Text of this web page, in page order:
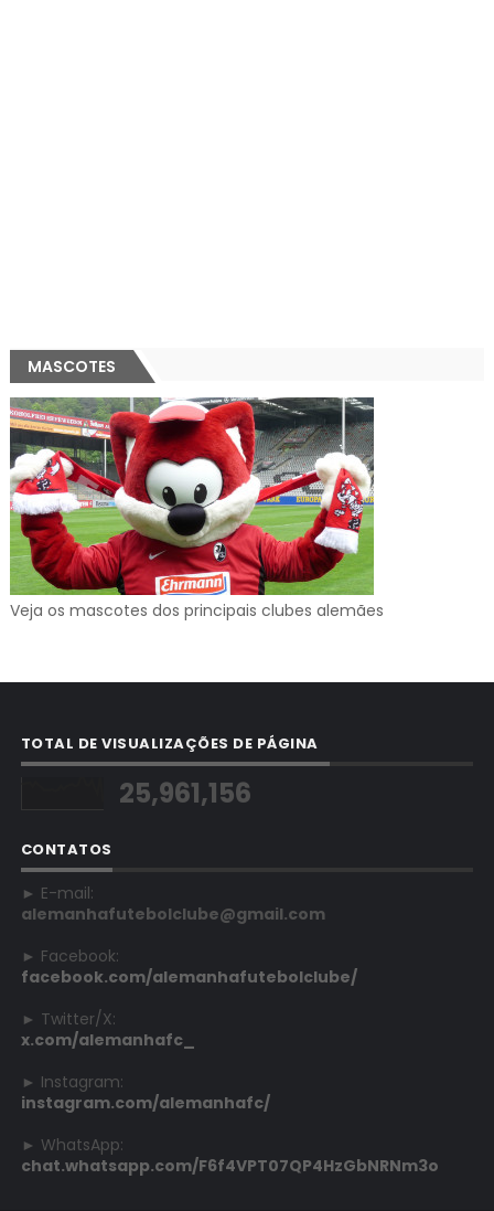
MASCOTES
Veja os mascotes dos principais clubes alemães
TOTAL DE VISUALIZAÇÕES DE PÁGINA
25,961,156
CONTATOS
► E-mail:
alemanhafutebolclube@gmail.com
► Facebook:
facebook.com/alemanhafutebolclube/
► Twitter/X:
x.com/alemanhafc_
► Instagram:
instagram.com/alemanhafc/
► WhatsApp:
chat.whatsapp.com/F6f4VPT07QP4HzGbNRNm3o